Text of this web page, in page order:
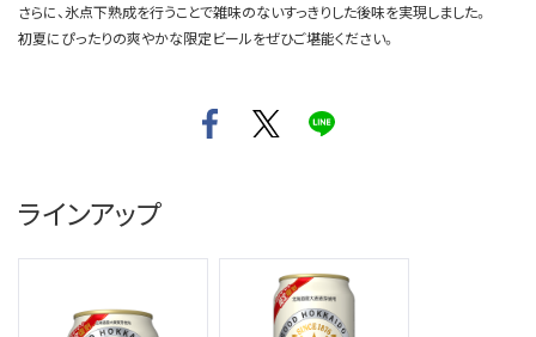
さらに、氷点下熟成を行うことで雑味のないすっきりした後味を実現しました。
初夏にぴったりの爽やかな限定ビールをぜひご堪能ください。
ラインアップ